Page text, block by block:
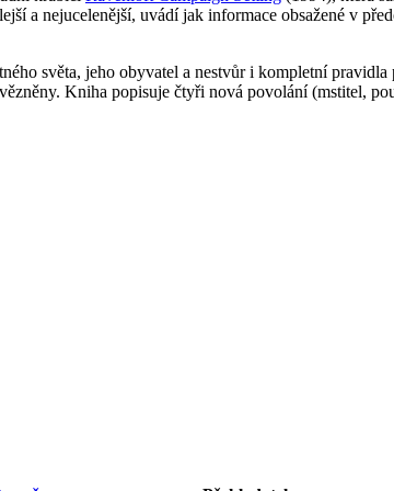
a nejucelenější, uvádí jak informace obsažené v
světa, jeho obyvatel a nestvůr i kompletní pravidla
Kniha popisuje čtyři nová povolání (mstitel,